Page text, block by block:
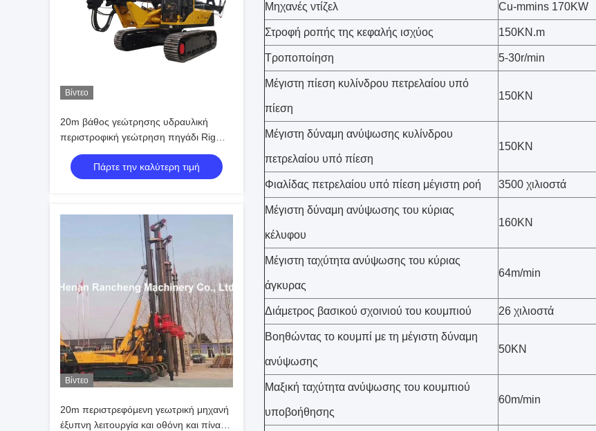
Βίντεο
20m βάθος γεώτρησης υδραυλική
περιστροφική γεώτρηση πηγάδι Rig
205 ίππων κινητήρας ντίζελ
Πάρτε την καλύτερη τιμή
Βίντεο
20m περιστρεφόμενη γεωτρική μηχανή
έξυπνη λειτουργία και οθόνη και πίνακα
Μηχανές ντίζελ Cu-mmins 170KW
Στροφή ροπής της κεφαλής ισχύος 150KN.m
Τροποποίηση 5-30r/min
Μέγιστη πίεση κυλίνδρου πετρελαίου υπό
πίεση
150KN
Μέγιστη δύναμη ανύψωσης κυλίνδρου
πετρελαίου υπό πίεση
150KN
Φιαλίδας πετρελαίου υπό πίεση μέγιστη ροή 3500 χιλιοστά
Μέγιστη δύναμη ανύψωσης του κύριας
κέλυφου
160KN
Μέγιστη ταχύτητα ανύψωσης του κύριας
άγκυρας
64m/min
Διάμετρος βασικού σχοινιού του κουμπιού 26 χιλιοστά
Βοηθώντας το κουμπί με τη μέγιστη δύναμη
ανύψωσης
50KN
Μαξική ταχύτητα ανύψωσης του κουμπιού
υποβοήθησης
60m/min